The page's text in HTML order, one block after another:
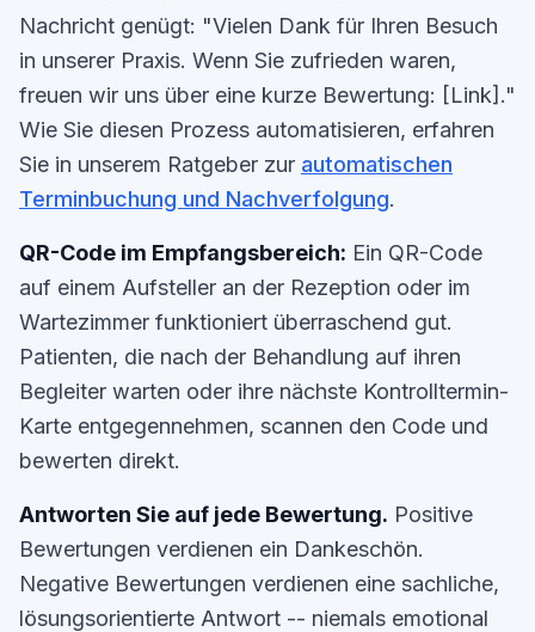
Nachricht genügt: "Vielen Dank für Ihren Besuch
in unserer Praxis. Wenn Sie zufrieden waren,
freuen wir uns über eine kurze Bewertung: [Link]."
Wie Sie diesen Prozess automatisieren, erfahren
Sie in unserem Ratgeber zur automatischen
Terminbuchung und Nachverfolgung.
QR-Code im Empfangsbereich: Ein QR-Code
auf einem Aufsteller an der Rezeption oder im
Wartezimmer funktioniert überraschend gut.
Patienten, die nach der Behandlung auf ihren
Begleiter warten oder ihre nächste Kontrolltermin-
Karte entgegennehmen, scannen den Code und
bewerten direkt.
Antworten Sie auf jede Bewertung. Positive
Bewertungen verdienen ein Dankeschön.
Negative Bewertungen verdienen eine sachliche,
lösungsorientierte Antwort -- niemals emotional